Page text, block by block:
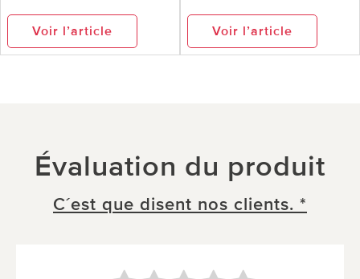
Voir l’article Voir l’article
Évaluation du produit
C´est que disent nos clients. *